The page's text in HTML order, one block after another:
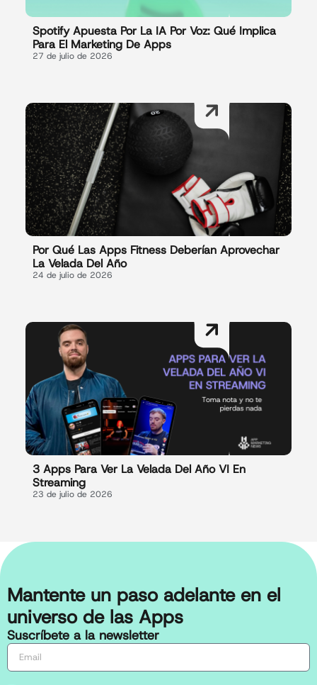
Spotify Apuesta Por La IA Por Voz: Qué Implica
Para El Marketing De Apps
27 de julio de 2026
Por Qué Las Apps Fitness Deberían Aprovechar
La Velada Del Año
24 de julio de 2026
3 Apps Para Ver La Velada Del Año VI En
Streaming
23 de julio de 2026
Mantente un paso adelante en el
universo de las Apps
Suscríbete a la newsletter